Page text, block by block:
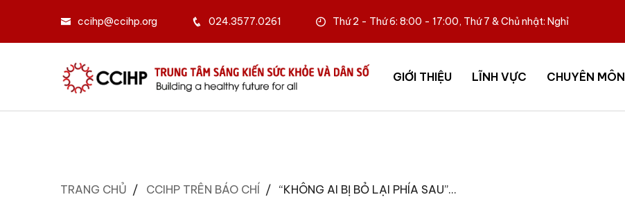
ccihp@ccihp.org 024.3577.0261 Thứ 2 - Thứ 6: 8:00 - 17:00, Thứ 7 & Chủ nhật: Nghỉ
GIỚI THIỆU LĨNH VỰC CHUYÊN MÔN
TRANG CHỦ CCIHP TRÊN BÁO CHÍ “KHÔNG AI BỊ BỎ LẠI PHÍA SAU”…